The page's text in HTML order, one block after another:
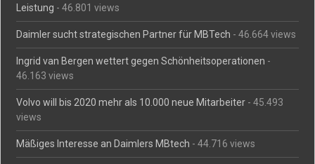
Leistung - 46.801 views
Daimler sucht strategischen Partner für MBTech - 46.664 views
Ingrid van Bergen wettert gegen Schönheitsoperationen -
46.163 views
Volvo will bis 2020 mehr als 10.000 neue Mitarbeiter - 45.493
views
Mäßiges Interesse an Daimlers MBtech - 44.716 views